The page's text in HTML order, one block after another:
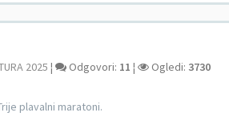
2025 ¦ Odgovori: 11 ¦ Ogledi: 3730
plavalni maratoni.